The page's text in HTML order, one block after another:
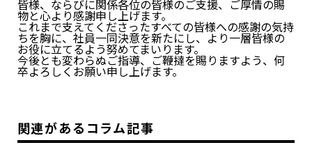
皆様、ならびに関係各位の皆様のご支援、ご厚情の賜
物と心より感謝申し上げます。
これまで支えてくださったすべての皆様への感謝の気持
ちを胸に、社員一同決意を新たにし、より一層皆様の
お役に立てるよう努めてまいります。
今後とも変わらぬご指導、ご鞭撻を賜りますよう、何
卒よろしくお願い申し上げます。
関連があるコラム記事